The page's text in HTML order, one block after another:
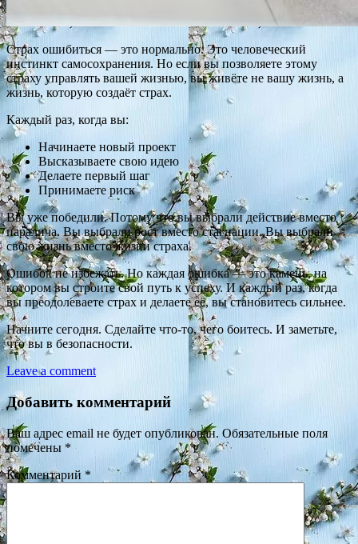
Страх ошибиться — это нормально. Это человеческий
инстинкт самосохранения. Но если вы позволяете этому
страху управлять вашей жизнью, вы живёте не вашу жизнь, а
жизнь, которую создаёт страх.
Каждый раз, когда вы:
Начинаете новый проект
Высказываете свою идею
Делаете первый шаг
Принимаете риск
Вы уже победили. Потому что вы выбрали действие вместо
паралича. Вы выбрали рост вместо стагнации. Вы выбрали
свою жизнь вместо жизни страха.
Ошибок не избежать. Но каждая ошибка — это камень, на
котором вы строите свой путь к успеху. И каждый раз, когда
вы преодолеваете страх и делаете её, вы становитесь сильнее.
Начните сегодня. Сделайте что-то, чего боитесь. И заметьте,
что вы в безопасности.
Leave a comment
Добавить комментарий
Ваш адрес email не будет опубликован. Обязательные поля
помечены *
Комментарий *